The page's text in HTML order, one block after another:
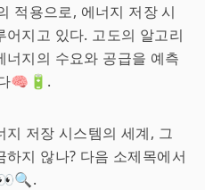
적용으로, 에너지 저장 시
지고 있다. 고도의 알고리
지의 수요와 공급을 예측
🧠🔋.
저장 시스템의 세계, 그
지 않나? 다음 소제목에서